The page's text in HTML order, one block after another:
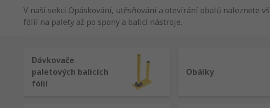
V naší sekci Opáskování, utěsňování a otevírání obalů naleznete
fólií na palety až po spony a balicí nástroje.
Dávkovače
paletových balicích
fólií
Obálky